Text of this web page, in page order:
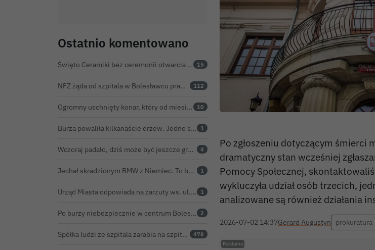
Ostatnio komentowano
Święto Ceramiki bez ceremonii otwarcia na dworcu. Co z obietnicą prezydenta Bolesławca? 15
NFZ żąda od szpitala w Bolesławcu prawie 5,9 mln zł. Potężny cios po kontroli rozliczeń 112
Ogromny uschnięty konar, który od miesięcy zagrażał ludziom w Bolesławcu, wycięty 10
Burza powaliła kilkanaście drzew. Jedno spadło na jadący samochód 1
Wczoraj padało, dziś może być jeszcze groźniej. Jest nowy alert IMGW 4
Jechał skradzionym BMW z Niemiec. To był dopiero początek problemów 33-latka 1
Urząd Miasta odpowiada na zarzuty ws. ul. Sokolej. „Droga spełnia wszystkie normy” 1
Po burzy niebezpiecznie w centrum Bolesławca. Wiatrołomy runęły na podwórko 2
Spółka ludzi ze szpitala zarabia na szpitalu w Bolesławcu. Kwoty pozostają tajne 478
Po zgłoszeniu dotyczącym śmierci
dramatyczny stan wcześniej
Pomocy Społecznej,
wykluczyła udział osób trzecich,
analizowane są również działania
2026-07-02 14:37Gerard Augustyn prokuratura